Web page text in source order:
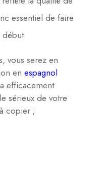
essentiel de faire
vous serez en
en espagnol
efficacement
sérieux de votre
copier ;